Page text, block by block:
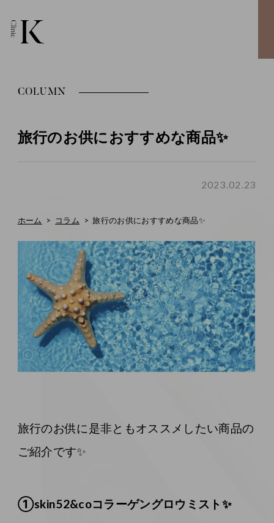
COLUMN
旅行のお供におすすめな商品✨
2023.02.23
ホーム コラム 旅行のお供におすすめな商品✨
旅行のお供に是非ともオススメしたい商品の
ご紹介です✨
①skin52&coコラーゲングロウミスト✨